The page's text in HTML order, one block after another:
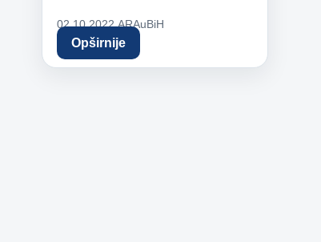
02.10.2022.ARAuBiH
Opširnije